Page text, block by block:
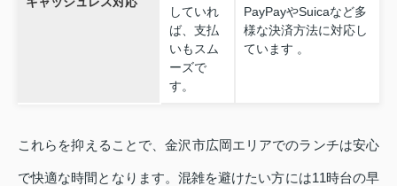
していれ
ば、支払
いもスム
ーズで
す。
PayPayやSuicaなど多
様な決済方法に対応し
ています 。
これらを抑えることで、金沢市広岡エリアでのランチは安心
で快適な時間となります。混雑を避けたい方には11時台の早